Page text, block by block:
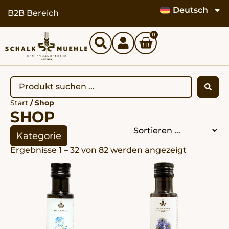
springen
B2B Bereich Deutsch
0
Start / Shop
SHOP
Ergebnisse 1 – 32 von 82 werden angezeigt
Kategorie